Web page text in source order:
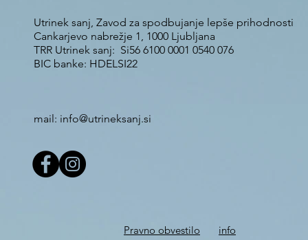
Utrinek sanj, Zavod za spodbujanje lepše prihodnosti
Cankarjevo nabrežje 1, 1000 Ljubljana
TRR Utrinek sanj: Si56 6100 0001 0540 076
BIC banke: HDELSI22
mail: info@utrineksanj.si
Pravno obvestilo info